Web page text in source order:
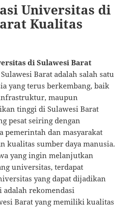
Universitas di
Kualitas
di Sulawesi Barat
Sulawesi Barat adalah salah satu
yang terus berkembang, baik
maupun
tinggi di Sulawesi Barat
pesat seiring dengan
pemerintah dan masyarakat
kualitas sumber daya manusia.
yang ingin melanjutkan
universitas, terdapat
yang dapat dijadikan
rekomendasi
Barat yang memiliki kualitas